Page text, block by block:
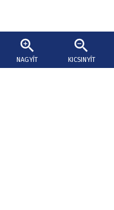
NAGYÍT KICSINYÍT